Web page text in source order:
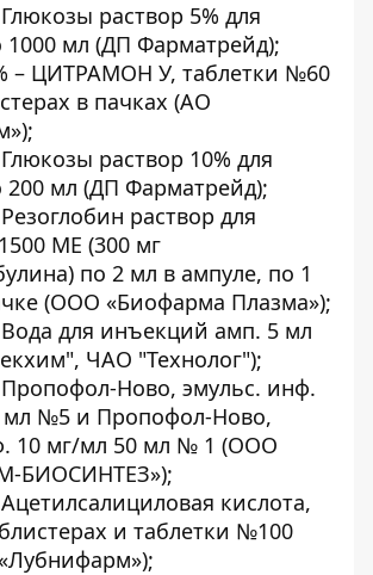
раствор 5% для
мл (ДП Фарматрейд);
– ЦИТРАМОН У, таблетки №60
в пачках (АО
раствор 10% для
мл (ДП Фарматрейд);
раствор для
МЕ (300 мг
по 2 мл в ампуле, по 1
(ООО «Биофарма Плазма»);
Вода для инъекций амп. 5 мл
ЧАО "Технолог");
Пропофол-Ново, эмульс. инф.
мл №5 и Пропофол-Ново,
10 мг/мл 50 мл № 1 (ООО
БИОСИНТЕЗ»);
кислота,
и таблетки №100